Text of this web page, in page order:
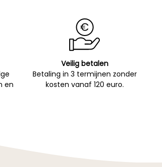
en
Veilig betalen
Betaling in 3 termijnen zonder
kosten vanaf 120 euro.